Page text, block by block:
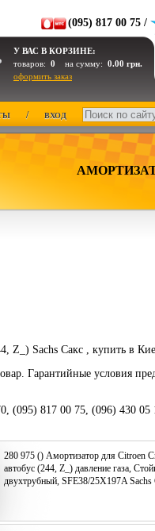
(095) 817 00 75 /
У ВАС В КОРЗИНЕ:
товаров: 0 на сумму: 0.00 грн.
оформить заказ
/ ВХОД
Z_) Sachs Сакс , купить в
Гарантийные условия
(095) 817 00 75, (096) 430
280 975 () Амортизатор для Citroen
автобус (244, Z_) давление газа,
двухтрубный, SFE38/25X197A Sachs